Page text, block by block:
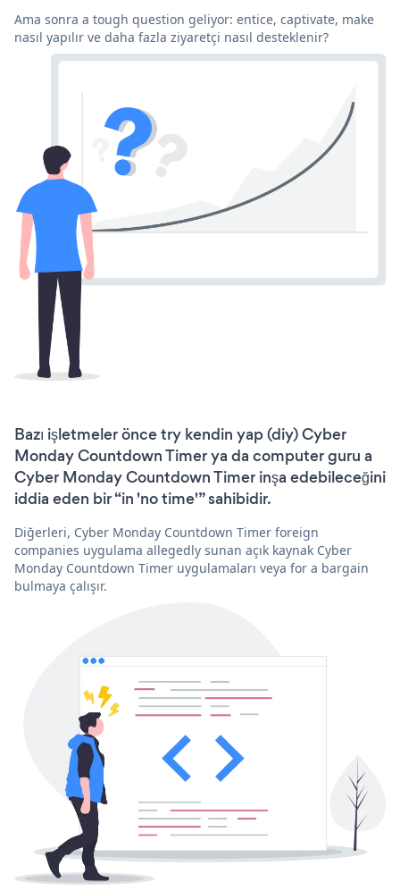
Ama sonra a tough question geliyor: entice, captivate, make
nasıl yapılır ve daha fazla ziyaretçi nasıl desteklenir?
Bazı işletmeler önce try kendin yap (diy) Cyber
Monday Countdown Timer ya da computer guru a
Cyber Monday Countdown Timer inşa edebileceğini
iddia eden bir “in 'no time'” sahibidir.
Diğerleri, Cyber Monday Countdown Timer foreign
companies uygulama allegedly sunan açık kaynak Cyber
Monday Countdown Timer uygulamaları veya for a bargain
bulmaya çalışır.